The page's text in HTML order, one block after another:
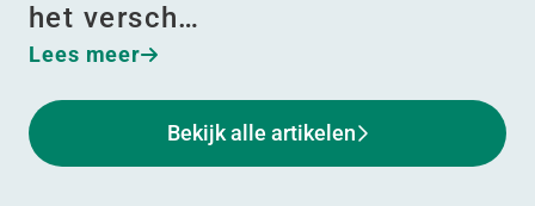
het versch…
Lees meer
Bekijk alle artikelen